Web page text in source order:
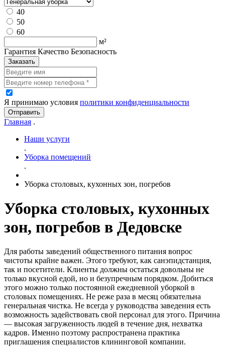
40
50
60
м²
Гарантия Качество Безопасность
Заказать
Я принимаю условия политики конфиденциальности
Отправить
Главная .
Наши услуги
.
Уборка помещений
.
Уборка столовых, кухонных зон, погребов
Уборка столовых, кухонных
зон, погребов в Дедовске
Для работы заведений общественного питания вопрос
чистоты крайне важен. Этого требуют, как санэпидстанция,
так и посетители. Клиенты должны остаться довольны не
только вкусной едой, но и безупречным порядком. Добиться
этого можно только постоянной ежедневной уборкой в
столовых помещениях. Не реже раза в месяц обязательна
генеральная чистка. Не всегда у руководства заведения есть
возможность задействовать свой персонал для этого. Причина
— высокая загруженность людей в течение дня, нехватка
кадров. Именно поэтому распространена практика
приглашения специалистов клининговой компании.